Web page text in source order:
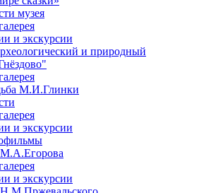
музея
и экскурсии
и природный
М.И.Глинки
и экскурсии
и экскурсии